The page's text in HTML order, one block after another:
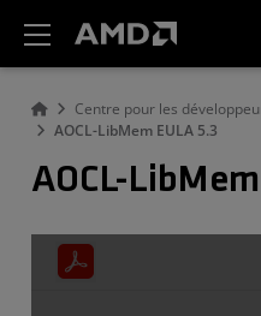
Centre pour les
AOCL-LibMem EULA 5.3
AOCL-